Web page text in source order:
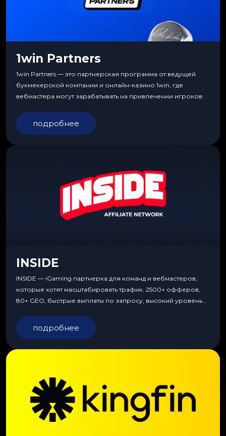
1win Partners
1win Partners — это партнерская программа от ведущей
букмекерской компании и онлайн-казино 1win, где
вебмастера могут зарабатывать на привлечении игроков.
подробнее
INSIDE
INSIDE — iGaming партнерка для команд и вебмастеров,
которые хотят масштабировать трафик. 2500+ офферов,
80+ GEO, быстрые выплаты по запросу, высокий уровень
подробнее